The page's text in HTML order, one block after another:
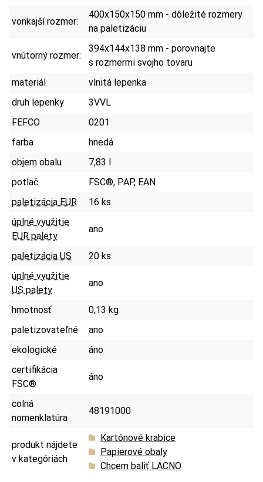
vonkajší rozmer:
400x150x150 mm - dôležité rozmery
na paletizáciu
vnútorný rozmer:
394x144x138 mm - porovnajte
s rozmermi svojho tovaru
materiál
vlnitá lepenka
druh lepenky
3VVL
FEFCO
0201
farba
hnedá
objem obalu
7,83 l
potlač
FSC®, PAP, EAN
paletizácia EUR
16 ks
úplné využitie
EUR palety
ano
paletizácia US
20 ks
úplné využitie
US palety
ano
hmotnosť
0,13 kg
paletizovateľné
ano
ekologické
áno
certifikácia
FSC®
áno
colná
nomenklatúra
48191000
produkt nájdete
v kategóriách
Kartónové krabice
Papierové obaly
Chcem baliť LACNO